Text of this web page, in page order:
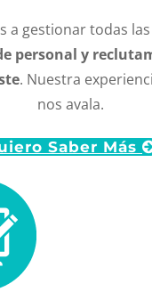
a gestionar todas
personal y
. Nuestra
nos avala.
Saber Más